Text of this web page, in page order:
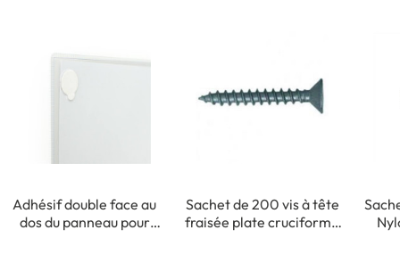
Adhésif double face au
dos du panneau pour
Sachet de 200 vis à tête
fraisée plate cruciforme